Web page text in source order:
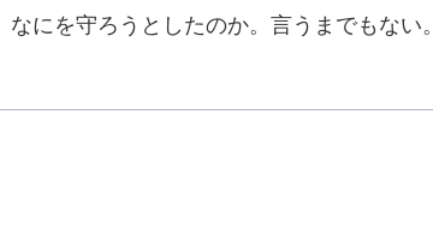
なにを守ろうとしたのか。言うまでもない。